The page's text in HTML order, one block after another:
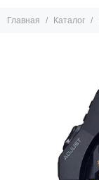
Главная Каталог